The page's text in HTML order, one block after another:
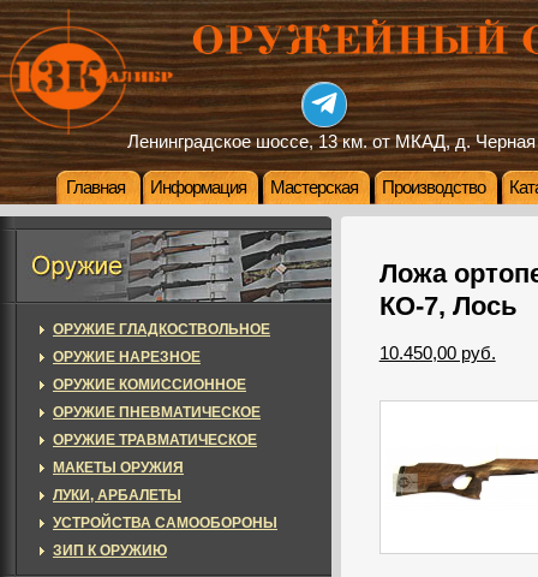
Ленинградское шоссе, 13 км. от МКАД, д. Черная
Главная Информация Мастерская Производство
Ложа
КО-7, Лось
10.450,00 руб.
ОРУЖИЕ ГЛАДКОСТВОЛЬНОЕ
ОРУЖИЕ НАРЕЗНОЕ
ОРУЖИЕ КОМИССИОННОЕ
ОРУЖИЕ ПНЕВМАТИЧЕСКОЕ
ОРУЖИЕ ТРАВМАТИЧЕСКОЕ
МАКЕТЫ ОРУЖИЯ
ЛУКИ, АРБАЛЕТЫ
УСТРОЙСТВА САМООБОРОНЫ
ЗИП К ОРУЖИЮ